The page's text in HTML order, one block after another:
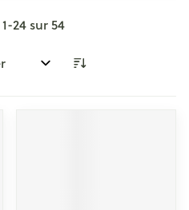
1-24sur54